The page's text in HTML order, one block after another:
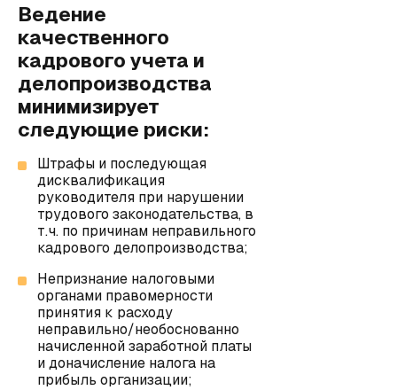
Ведение
качественного
кадрового учета и
делопроизводства
минимизирует
следующие риски:
Штрафы и последующая
дисквалификация
руководителя при нарушении
трудового законодательства, в
т.ч. по причинам неправильного
кадрового делопроизводства;
Непризнание налоговыми
органами правомерности
принятия к расходу
неправильно/необоснованно
начисленной заработной платы
и доначисление налога на
прибыль организации;